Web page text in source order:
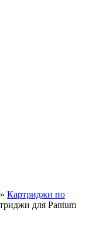
» Картриджи по
для Pantum